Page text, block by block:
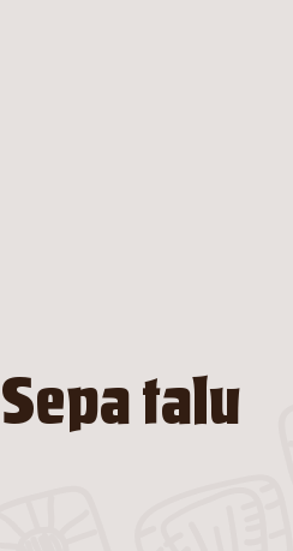
talu